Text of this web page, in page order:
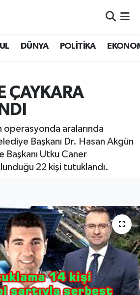
DÜNYA POLİTİKA
ÇAYKARA
operasyonda aralarında
Başkanı Dr. Hasan Akgün
Başkanı Utku Caner
22 kişi tutuklandı.
Durumu ve Fikstür